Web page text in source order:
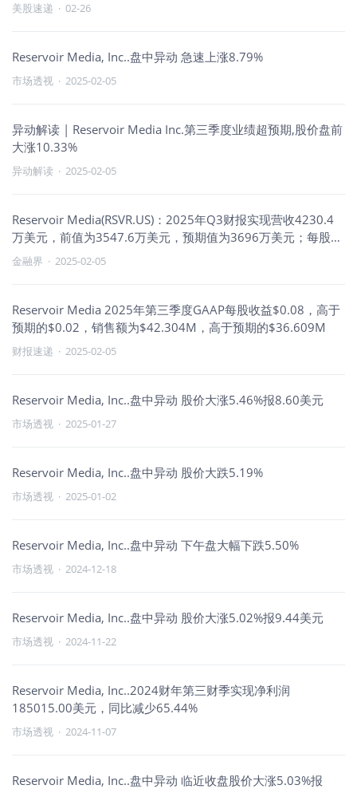
美股速递 · 02-26
Reservoir Media, Inc..盘中异动 急速上涨8.79%
市场透视 · 2025-02-05
异动解读 | Reservoir Media Inc.第三季度业绩超预期,股价盘前
大涨10.33%
异动解读 · 2025-02-05
Reservoir Media(RSVR.US)：2025年Q3财报实现营收4230.4
万美元，前值为3547.6万美元，预期值为3696万美元；每股收
益为0.08美元，前值为-0.05美元，预期值为0.03美元。
金融界 · 2025-02-05
Reservoir Media 2025年第三季度GAAP每股收益$0.08，高于
预期的$0.02，销售额为$42.304M，高于预期的$36.609M
财报速递 · 2025-02-05
Reservoir Media, Inc..盘中异动 股价大涨5.46%报8.60美元
市场透视 · 2025-01-27
Reservoir Media, Inc..盘中异动 股价大跌5.19%
市场透视 · 2025-01-02
Reservoir Media, Inc..盘中异动 下午盘大幅下跌5.50%
市场透视 · 2024-12-18
Reservoir Media, Inc..盘中异动 股价大涨5.02%报9.44美元
市场透视 · 2024-11-22
Reservoir Media, Inc..2024财年第三财季实现净利润
185015.00美元，同比减少65.44%
市场透视 · 2024-11-07
Reservoir Media, Inc..盘中异动 临近收盘股价大涨5.03%报